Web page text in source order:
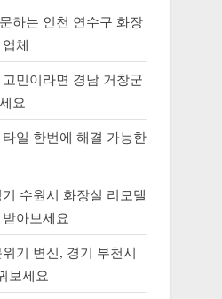
하는 인천 연수구 화장
체
민이라면 경남 거창군
요
일 한번에 해결 가능한
수원시 화장실 리모델
아보세요
기 변신, 경기 부천시
보세요